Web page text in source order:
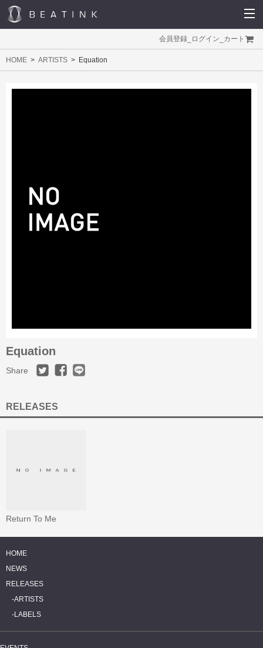
会員登録 ログイン カート
HOME ARTISTS Equation
Equation
Share
RELEASES
Return To Me
HOME
NEWS
RELEASES
ARTISTS
LABELS